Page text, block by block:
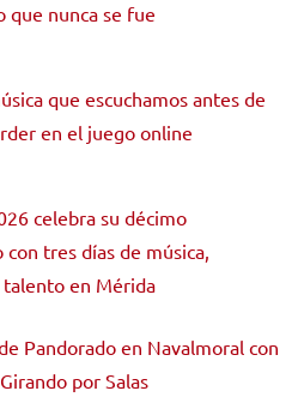
que nunca se fue
que escuchamos antes de
en el juego online
celebra su décimo
con tres días de música,
en Mérida
Pandorado en Navalmoral con
por Salas